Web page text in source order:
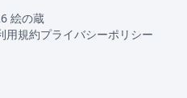
絵の蔵
用規約プライバシーポリシー